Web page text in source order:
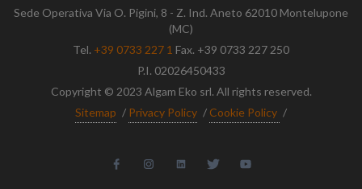
Sede Operativa Via O. Pigini, 8 - Z. Ind. Aneto 62010 Montelupone
(MC)
Tel. +39 0733 227 1 Fax. +39 0733 227 250
P.I. 02026450433
Copyright © 2023 Algam Eko srl. All rights reserved.
Sitemap / Privacy Policy / Cookie Policy /